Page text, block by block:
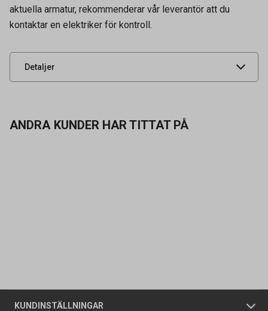
aktuella armatur, rekommenderar vår leverantör att du
kontaktar en elektriker för kontroll.
Detaljer
Artikelnummer 72060149
Leverantörens
UNSPSC 39101605
ANDRA KUNDER HAR TITTAT PÅ
KUNDINSTÄLLNINGAR
Företagskund / Privatkund
Allmänna försäljningsvillkor
Butiker
Om oss